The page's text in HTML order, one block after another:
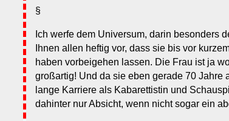
§
Ich werfe dem Universum, darin besonders
Ihnen allen heftig vor, dass sie bis vor
haben vorbeigehen lassen. Die Frau ist ja
großartig! Und da sie eben gerade 70 Jahre
lange Karriere als Kabarettistin und
dahinter nur Absicht, wenn nicht sogar ein